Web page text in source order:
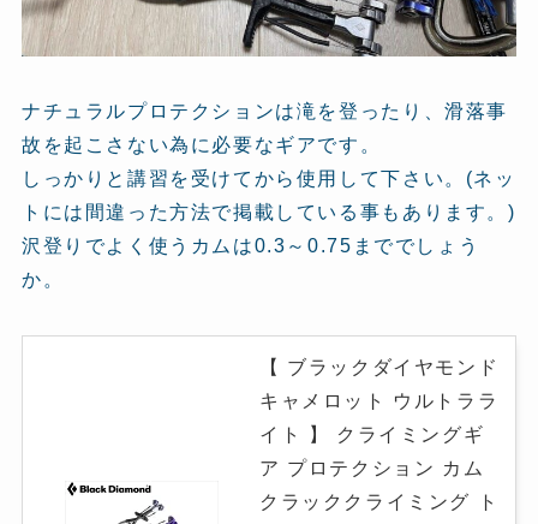
ナチュラルプロテクションは滝を登ったり、滑落事
故を起こさない為に必要なギアです。
しっかりと講習を受けてから使用して下さい。(ネッ
トには間違った方法で掲載している事もあります。)
沢登りでよく使うカムは0.3～0.75まででしょう
か。
【 ブラックダイヤモンド
キャメロット ウルトララ
イト 】 クライミングギ
ア プロテクション カム
クラッククライミング ト